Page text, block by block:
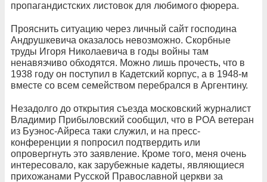
пропагандистских листовок для любимого фюрера.
Прояснить ситуацию через личный сайт господина
Андрушкевича оказалось невозможно. Скорбные
труды Игоря Николаевича в годы войны там
ненавязчиво обходятся. Можно лишь прочесть, что в
1938 году он поступил в Кадетский корпус, а в 1948-м
вместе со всем семейством перебрался в Аргентину.
Незадолго до открытия съезда московский журналист
Владимир Прибыловский сообщил, что в РОА ветеран
из Буэнос-Айреса таки служил, и на пресс-
конференции я попросил подтвердить или
опровергнуть это заявление. Кроме того, меня очень
интересовало, как зарубежные кадеты, являющиеся
прихожанами Русской Православной церкви за